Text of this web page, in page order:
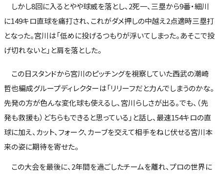
しかし8回に入るとやや球威を落とし、2死一、三塁から9番・細川
に149キロ直球を痛打され、これがダメ押しの中越え2点適時三塁打
となった。宮川は「低めに投げるつもりが浮いてしまった。あそこで投
げ切れないと」と肩を落とした。
この日スタンドから宮川のピッチングを視察していた西武の潮崎
哲也編成グループディレクターは「リリーフだと力んでしまうのかな。
先発の方が色んな変化球も使えるし、宮川らしさが出る。でも、（先
発も救援も）どちらもできると思っている」と話し、最速154キロの直
球に加え、カット、フォーク、カーブを交えて相手をねじ伏せる宮川本
来の姿に期待を寄せた。
この大会を最後に、2年間を過ごしたチームを離れ、プロの世界に